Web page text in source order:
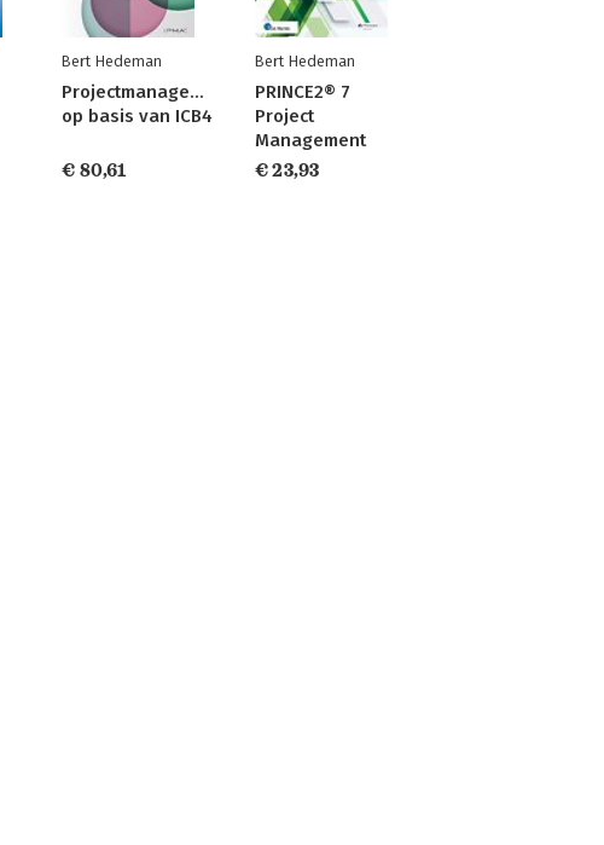
Bert Hedeman
Projectmanagement
op basis van ICB4
€ 80,61
Bert Hedeman
PRINCE2® 7
Project
Management
€ 23,93